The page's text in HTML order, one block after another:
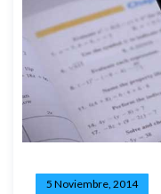
5 Noviembre, 2014